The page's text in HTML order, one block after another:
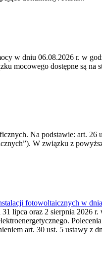
w dniu 06.08.2026 r. w
mocowego dostępne są
Na podstawie: art.
W związku z
fotowoltaicznych w
lipca oraz 2 sierpnia 2026
art. 30 ust. 5 ustawy z